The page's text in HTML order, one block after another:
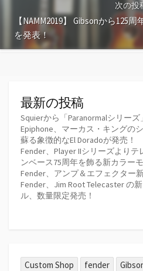
次の投
【NAMM2019】 Gibsonから125
を発表！
最新の投稿
Squierから「Paranormalシリー
Epiphone、マーカス・キングの
蘇る象徴的なEl Doradoが発売！
Fender、Player IIシリーズより
ンベース75周年を飾る新カラー
Fender、アンプ＆エフェクター
Fender、Jim Root Telecaster の
ル、数量限定発売！
Custom Shop fender